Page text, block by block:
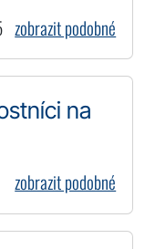
zobrazit podobné
na
zobrazit podobné